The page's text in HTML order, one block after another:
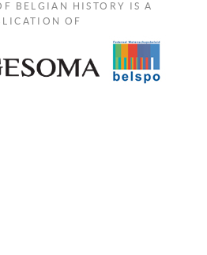
BELGIAN HISTORY IS A
OF